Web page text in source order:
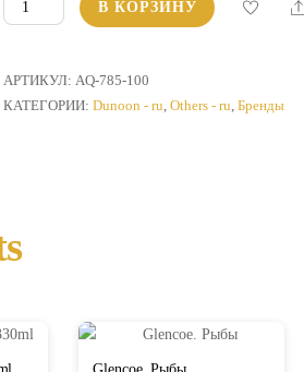
товара
Водолей
В КОРЗИНУ
АРТИКУЛ: AQ-785-100
КАТЕГОРИИ: Dunoon - ru, Others - ru, Бренды